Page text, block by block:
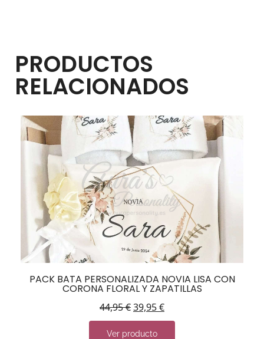
PRODUCTOS
RELACIONADOS
PACK BATA PERSONALIZADA NOVIA LISA CON
CORONA FLORAL Y ZAPATILLAS
44,95€39,95€
Ver producto